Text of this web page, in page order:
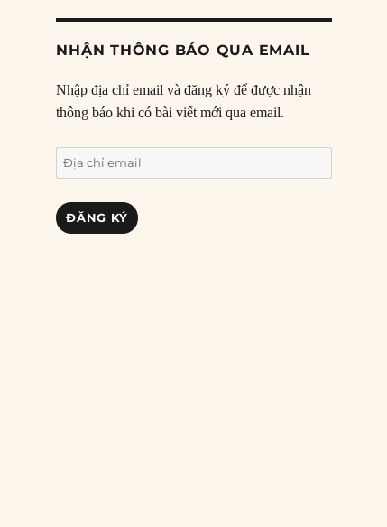
NHẬN THÔNG BÁO QUA EMAIL
Nhập địa chỉ email và đăng ký để được nhận
thông báo khi có bài viết mới qua email.
Địa
chỉ
email
ĐĂNG KÝ